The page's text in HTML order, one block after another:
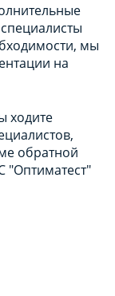
мы
на
ходите
обратной
"Оптиматест"